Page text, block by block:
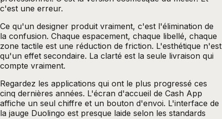
c'est une erreur.
Ce qu'un designer produit vraiment, c'est l'élimination de
la confusion. Chaque espacement, chaque libellé, chaque
zone tactile est une réduction de friction. L'esthétique n'est
qu'un effet secondaire. La clarté est la seule livraison qui
compte vraiment.
Regardez les applications qui ont le plus progressé ces
cinq dernières années. L'écran d'accueil de Cash App
affiche un seul chiffre et un bouton d'envoi. L'interface de
la jauge Duolingo est presque laide selon les standards